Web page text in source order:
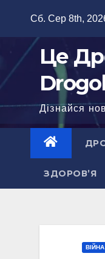
Сб. Сер 8th,
Це
Дізнайся
ЗДОРОВ’Я
ВІЙНА